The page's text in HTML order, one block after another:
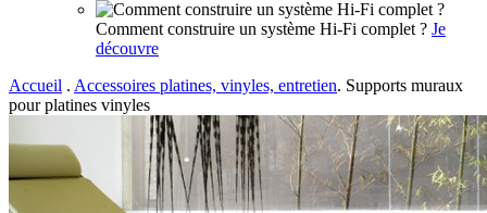
Comment construire un système Hi-Fi complet ? Je
découvre
Accueil . Accessoires platines, vinyles, entretien. Supports muraux
pour platines vinyles